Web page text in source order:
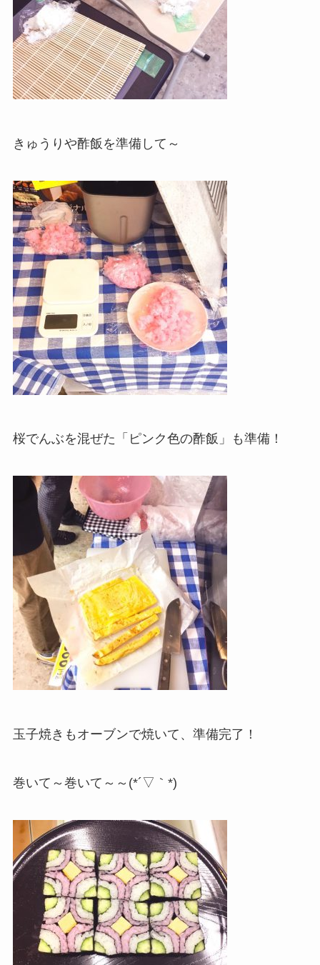
きゅうりや酢飯を準備して～
桜でんぶを混ぜた「ピンク色の酢飯」も準備！
玉子焼きもオーブンで焼いて、準備完了！
巻いて～巻いて～～(*´▽｀*)